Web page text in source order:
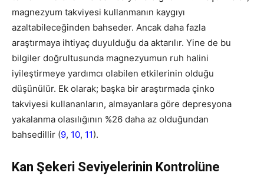
magnezyum takviyesi kullanmanın kaygıyı
azaltabileceğinden bahseder. Ancak daha fazla
araştırmaya ihtiyaç duyulduğu da aktarılır. Yine de bu
bilgiler doğrultusunda magnezyumun ruh halini
iyileştirmeye yardımcı olabilen etkilerinin olduğu
düşünülür. Ek olarak; başka bir araştırmada çinko
takviyesi kullananların, almayanlara göre depresyona
yakalanma olasılığının %26 daha az olduğundan
bahsedillir (9, 10, 11).
Kan Şekeri Seviyelerinin Kontrolüne